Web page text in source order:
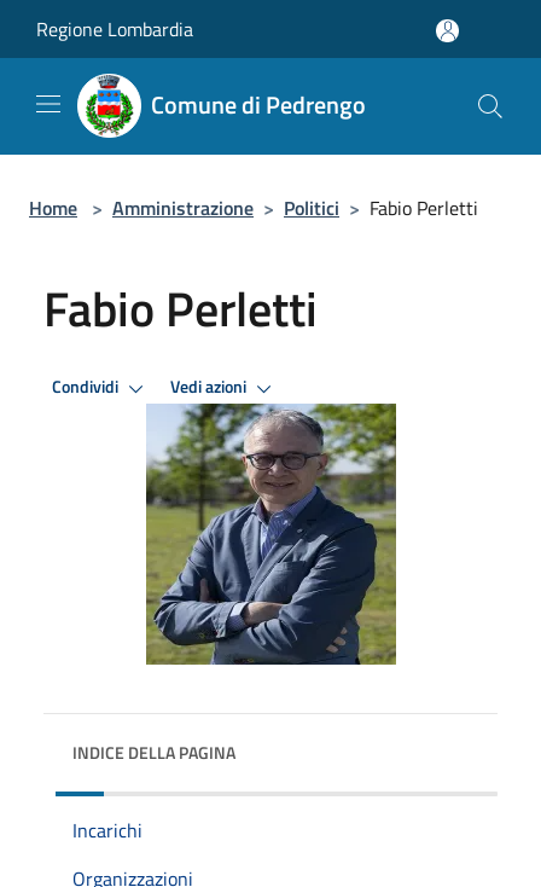
Regione Lombardia
Comune di Pedrengo
Home > Amministrazione > Politici > Fabio Perletti
Fabio Perletti
Condividi Vedi azioni
INDICE DELLA PAGINA
Incarichi
Organizzazioni